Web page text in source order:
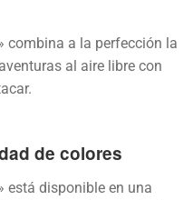
combina a la perfección la
al aire libre con
de colores
está disponible en una